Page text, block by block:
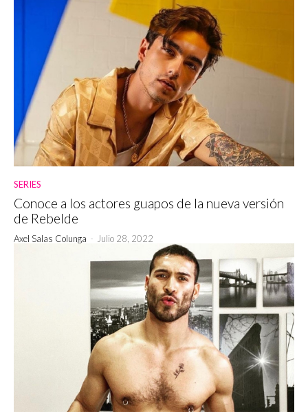
SERIES
Conoce a los actores guapos de la nueva versión
de Rebelde
Axel Salas Colunga - Julio 28, 2022